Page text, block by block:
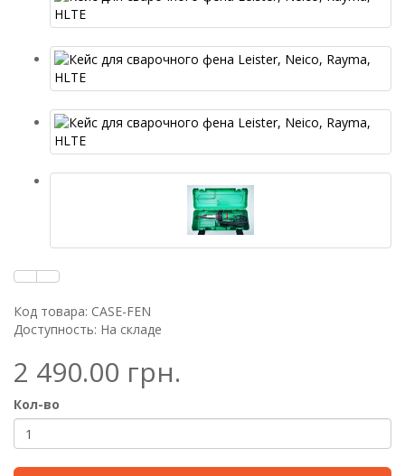
Код товара: CASE-FEN
Доступность: На складе
2 490.00 грн.
Кол-во